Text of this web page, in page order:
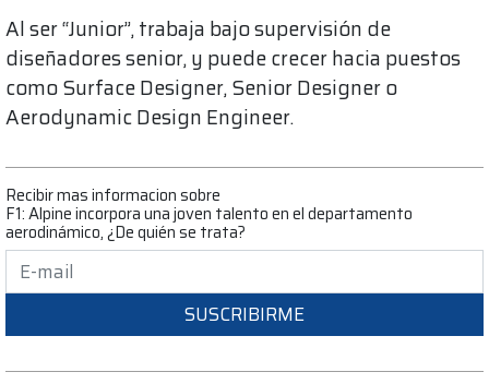
Al ser “Junior”, trabaja bajo supervisión de
diseñadores senior, y puede crecer hacia puestos
como Surface Designer, Senior Designer o
Aerodynamic Design Engineer.
Recibir mas informacion sobre
F1: Alpine incorpora una joven talento en el departamento
aerodinámico, ¿De quién se trata?
SUSCRIBIRME